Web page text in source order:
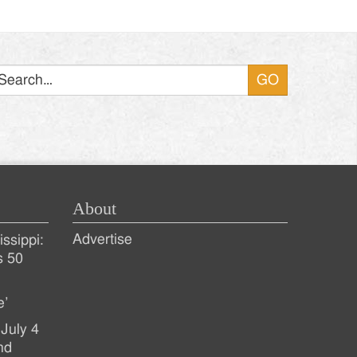
50
4
About
Advertise